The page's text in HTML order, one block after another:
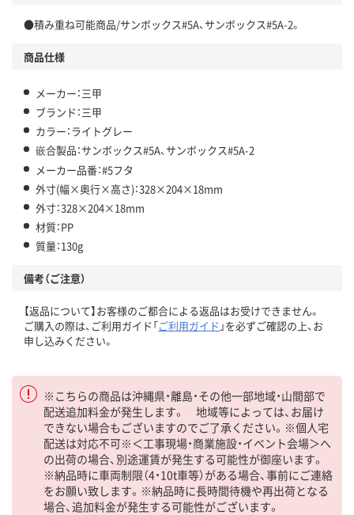
●積み重ね可能商品/サンボックス#5A、サンボックス#5A-2。
商品仕様
メーカー：三甲
ブランド：三甲
カラー：ライトグレー
嵌合製品：サンボックス#5A、サンボックス#5A-2
メーカー品番：#5フタ
外寸(幅×奥行×高さ)：328×204×18mm
外寸：328×204×18mm
材質：PP
質量：130g
備考（ご注意）
【返品について】お客様のご都合による返品はお受けできません。
ご購入の際は、ご利用ガイド「ご利用ガイド 」を必ずご確認の上、お
申し込みください。
※こちらの商品は沖縄県・離島・その他一部地域・山間部で
配送追加料金が発生します。 地域等によっては、お届け
できない場合もございますのでご了承ください。※個人宅
配送は対応不可※＜工事現場・商業施設・イベント会場＞へ
の出荷の場合、別途運賃が発生する可能性が御座います。
※納品時に車両制限（4・10t車等）がある場合、事前にご連絡
をお願い致します。※納品時に長時間待機や再出荷となる
場合、追加料金が発生する可能性がございます。